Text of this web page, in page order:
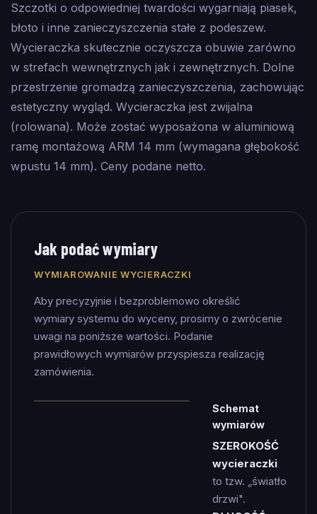
Szczotki o odpowiedniej twardości wygarniają piasek,
błoto i inne zanieczyszczenia stałe z podeszew.
Wycieraczka skutecznie oczyszcza obuwie zarówno
w strefach wewnętrznych jak i zewnętrznych. Dolne
przestrzenie gromadzą zanieczyszczenia, zachowując
estetyczny wygląd. Wycieraczka jest zwijalna
(rolowana). Może zostać wyposażona w aluminiową
ramę montażową ARM 14 mm (wymagana głębokość
wpustu 14 mm). Ceny podane netto.
Jak podać wymiary
WYMIAROWANIE WYCIERACZKI
Aby precyzyjnie i bezproblemowo określić
wymiary systemu do wyceny, prosimy o zwrócenie
uwagi na poniższe wartości. Podanie
prawidłowych wymiarów przyspiesza realizację
zamówienia.
Schemat
wymiarów
SZEROKOŚĆ
wycieraczki
to tzw. „światło
drzwi".